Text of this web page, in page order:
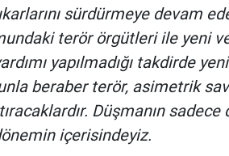
sürdürmeye devam
terör örgütleri ile yeni
yapılmadığı takdirde
beraber terör, asimetrik
Düşmanın
içerisindeyiz.